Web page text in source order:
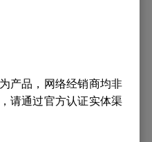
产品，网络经销商均非
请通过官方认证实体渠